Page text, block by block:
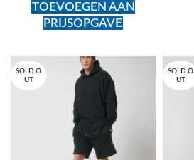
TOEVOEGEN AAN
PRIJSOPGAVE
SOLD O
UT
SOLD O
UT